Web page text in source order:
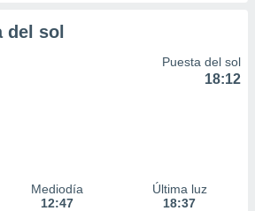
del sol
Puesta del sol
18:12
Mediodía
12:47
Última luz
18:37